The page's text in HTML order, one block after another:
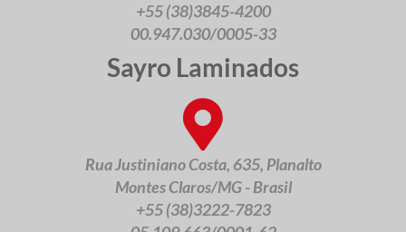
+55 (38)3845-4200
00.947.030/0005-33
Sayro Laminados
Rua Justiniano Costa, 635, Planalto
Montes Claros/MG - Brasil
+55 (38)3222-7823